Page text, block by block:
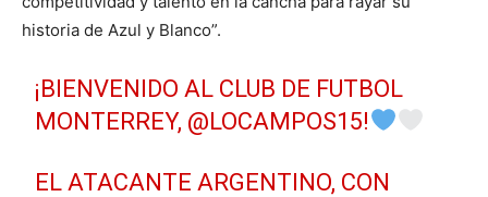
historia de Azul y Blanco”.
¡BIENVENIDO AL CLUB DE FUTBOL
MONTERREY, @LOCAMPOS15!
EL ATACANTE ARGENTINO, CON